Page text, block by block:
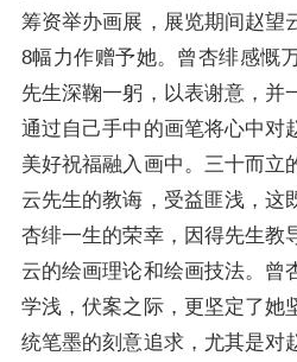
筹资举办画展，展览期间赵望
8幅力作赠予她。曾杏绯感慨
先生深鞠一躬，以表谢意，并
通过自己手中的画笔将心中对
美好祝福融入画中。三十而立
云先生的教诲，受益匪浅，这
杏绯一生的荣幸，因得先生教
云的绘画理论和绘画技法。曾
学浅，伏案之际，更坚定了她
统笔墨的刻意追求，尤其是对